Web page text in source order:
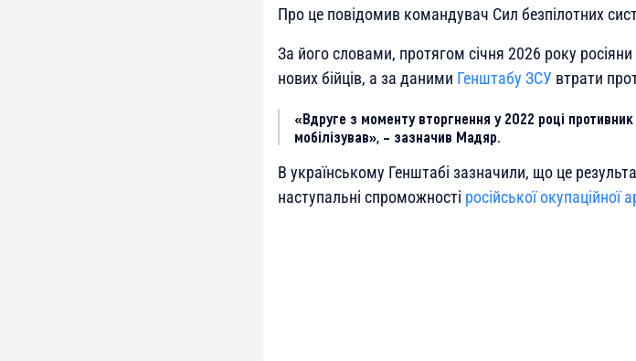
Про це повідомив командувач Сил безпілотних
За його словами, протягом січня 2026 року
нових бійців, а за даними Генштабу ЗСУ втрати
«Вдруге з моменту вторгнення у 2022 році
мобілізував», – зазначив Мадяр.
В українському Генштабі зазначили, що це
наступальні спроможності російської окупаційної